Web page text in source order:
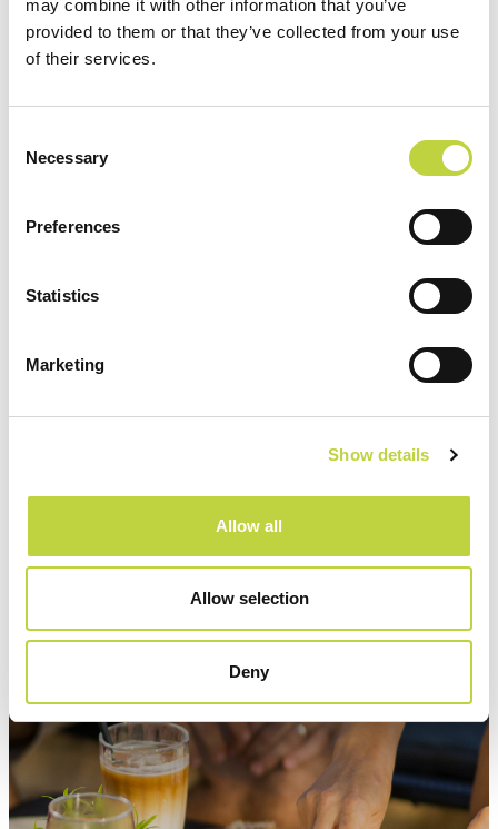
may combine it with other information that you’ve
provided to them or that they’ve collected from your use
of their services.
Selection
Necessary
Preferences
Statistics
Marketing
Show details
Allow all
Allow selection
Deny
Sport und Freizeit